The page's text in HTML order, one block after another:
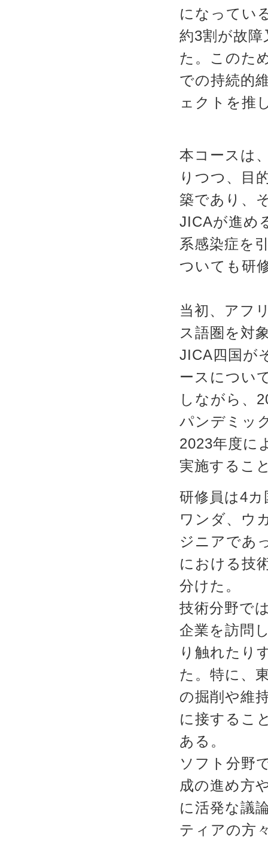
になってい
約3割が故
た。このた
での持続的
ェクトを推
本コースは
りつつ、目
築であり、
JICAが進め
系感染症を
ついても研
当初、アフ
ス語圏を対
JICA四国が
ースについ
しながら、
パンデミッ
2023年度に
実施するこ
研修員は4
ワンダ、ウ
ジニアであ
における技
分けた。
技術分野で
企業を訪問
り触れたり
た。特に、
の掘削や維
に接するこ
ある。
ソフト分野
成の進め方
に活発な議
ティアの方